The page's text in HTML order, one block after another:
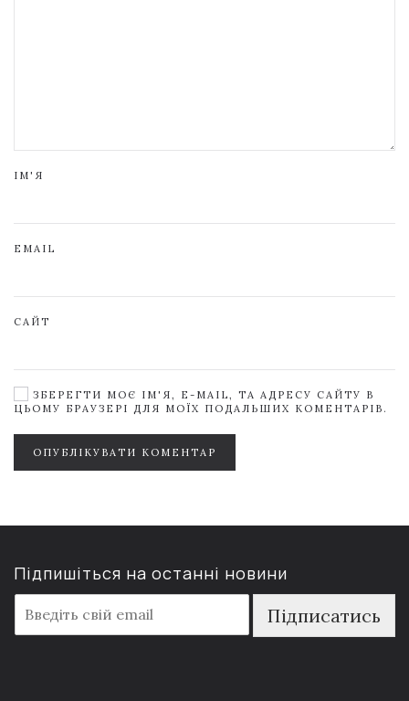
ІМ'Я
EMAIL
САЙТ
ЗБЕРЕГТИ МОЄ ІМ'Я, E-MAIL, ТА АДРЕСУ САЙТУ В
ЦЬОМУ БРАУЗЕРІ ДЛЯ МОЇХ ПОДАЛЬШИХ КОМЕНТАРІВ.
ОПУБЛІКУВАТИ КОМЕНТАР
Підпишіться на останні новини
m
a
Підписатись